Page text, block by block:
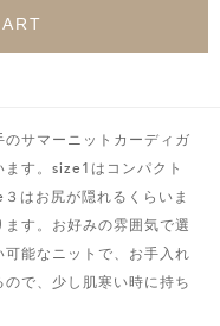
サマーニットカーディガ
す。size1はコンパクト
はお尻が隠れるくらいま
す。お好みの雰囲気で選
能なニットで、お手入れ
で、少し肌寒い時に持ち